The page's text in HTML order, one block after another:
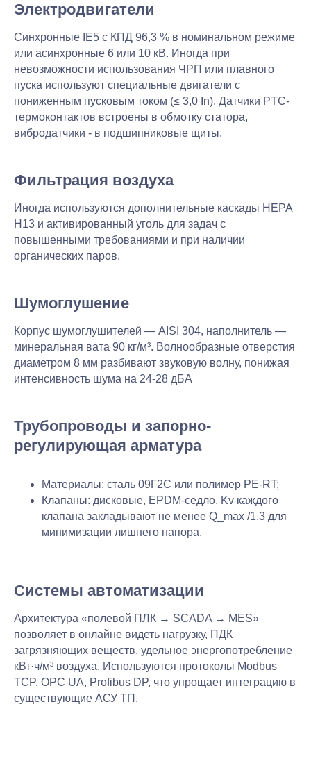
Электродвигатели
Синхронные IE5 с КПД 96,3 % в номинальном режиме
или асинхронные 6 или 10 кВ. Иногда при
невозможности использования ЧРП или плавного
пуска используют специальные двигатели с
пониженным пусковым током (≤ 3,0 In). Датчики PTC-
термоконтактов встроены в обмотку статора,
вибродатчики - в подшипниковые щиты.
Фильтрация воздуха
Иногда используются дополнительные каскады HEPA
H13 и активированный уголь для задач с
повышенными требованиями и при наличии
органических паров.
Шумоглушение
Корпус шумоглушителей — AISI 304, наполнитель —
минеральная вата 90 кг/м³. Волнообразные отверстия
диаметром 8 мм разбивают звуковую волну, понижая
интенсивность шума на 24-28 дБА
Трубопроводы и запорно-
регулирующая арматура
Материалы: сталь 09Г2С или полимер PE-RT;
Клапаны: дисковые, EPDM-седло, Kv каждого
клапана закладывают не менее Q_max /1,3 для
минимизации лишнего напора.
Системы автоматизации
Архитектура «полевой ПЛК → SCADA → MES»
позволяет в онлайне видеть нагрузку, ПДК
загрязняющих веществ, удельное энергопотребление
кВт·ч/м³ воздуха. Используются протоколы Modbus
TCP, OPC UA, Profibus DP, что упрощает интеграцию в
существующие АСУ ТП.